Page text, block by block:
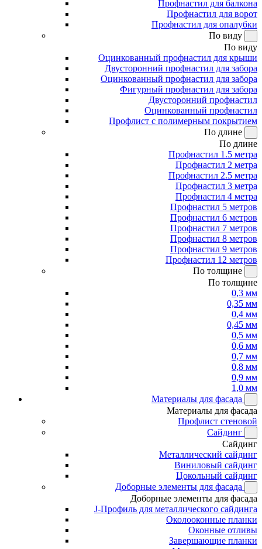
Профнастил для балкона
Профнастил для ворот
Профнастил для опалубки
По виду
По виду
Оцинкованный профнастил для крыши
Двусторонний профнастил для забора
Оцинкованный профнастил для забора
Фигурный профнастил для забора
Двусторонний профнастил
Оцинкованный профнастил
Профлист с полимерным покрытием
По длине
По длине
Профнастил 1.5 метра
Профнастил 2 метра
Профнастил 2.5 метра
Профнастил 3 метра
Профнастил 4 метра
Профнастил 5 метров
Профнастил 6 метров
Профнастил 7 метров
Профнастил 8 метров
Профнастил 9 метров
Профнастил 12 метров
По толщине
По толщине
0,3 мм
0,35 мм
0,4 мм
0,45 мм
0,5 мм
0,6 мм
0,7 мм
0,8 мм
0,9 мм
1,0 мм
Материалы для фасада
Материалы для фасада
Профлист стеновой
Сайдинг
Сайдинг
Металлический сайдинг
Виниловый сайдинг
Цокольный сайдинг
Доборные элементы для фасада
Доборные элементы для фасада
J-Профиль для металлического сайдинга
Околооконные планки
Оконные отливы
Завершающие планки